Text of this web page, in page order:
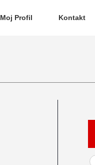
Moj Profil Kontakt